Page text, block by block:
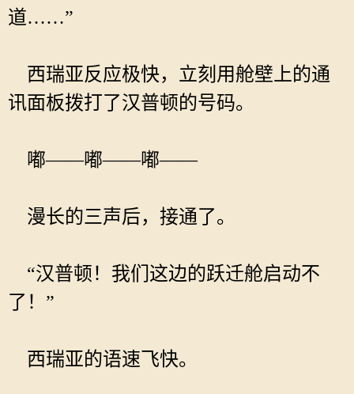
道……”
西瑞亚反应极快，立刻用舱壁上的通
讯面板拨打了汉普顿的号码。
嘟——嘟——嘟——
漫长的三声后，接通了。
“汉普顿！我们这边的跃迁舱启动不
了！”
西瑞亚的语速飞快。